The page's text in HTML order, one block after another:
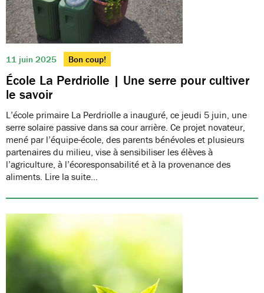
11 juin 2025 Bon coup!
École La Perdriolle | Une serre pour cultiver
le savoir
L’école primaire La Perdriolle a inauguré, ce jeudi 5 juin, une
serre solaire passive dans sa cour arrière. Ce projet novateur,
mené par l’équipe-école, des parents bénévoles et plusieurs
partenaires du milieu, vise à sensibiliser les élèves à
l’agriculture, à l’écoresponsabilité et à la provenance des
aliments. Lire la suite…